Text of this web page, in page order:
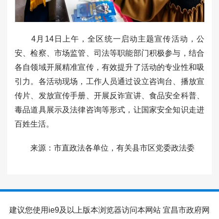
4月14日上午，全区统一启动主题宣传活动，公
安、检察、市场监管、司法等职能部门积极参与，结合
各自领域开展精准宣传，有效提升了活动的专业性和吸
引力。各活动现场，工作人员通过设立咨询台、播放宣
传片、发放宣传手册、开展反诈宣讲、食品安全科普、
毒品道具展示及法律咨询等形式，让国家安全知识走进
百姓生活。
来源：市直政法各单位，有关县市区党委政法委
建议您使用ie9及以上版本浏览器访问本网站 宜昌市政府网